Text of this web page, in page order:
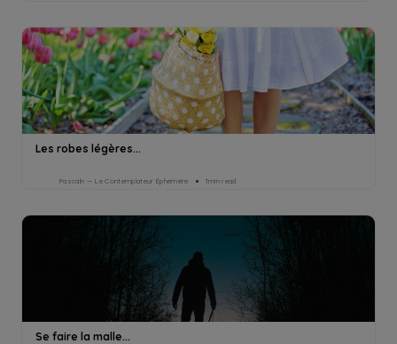
Les robes légères...
Pascaln — Le Contemplateur Éphémère 1min read
Se faire la malle...